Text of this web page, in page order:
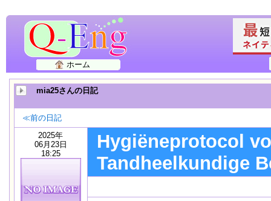
ホーム
mia25さんの日記
≪前の日記
2025年
06月23日
18:25
Hygiëneprotocol
Tandheelkundige